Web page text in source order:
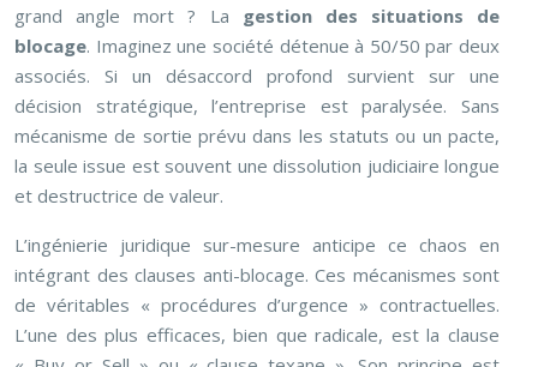
grand angle mort ? La gestion des situations de
blocage. Imaginez une société détenue à 50/50 par deux
associés. Si un désaccord profond survient sur une
décision stratégique, l’entreprise est paralysée. Sans
mécanisme de sortie prévu dans les statuts ou un pacte,
la seule issue est souvent une dissolution judiciaire longue
et destructrice de valeur.
L’ingénierie juridique sur-mesure anticipe ce chaos en
intégrant des clauses anti-blocage. Ces mécanismes sont
de véritables « procédures d’urgence » contractuelles.
L’une des plus efficaces, bien que radicale, est la clause